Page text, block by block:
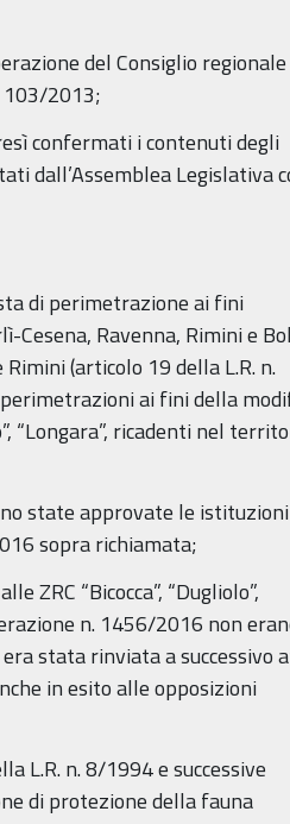
del Consiglio
103/2013;
confermati i contenuti degli
dall’Assemblea Legislativa
di perimetrazione ai fini
Ravenna, Rimini e
(articolo 19 della L.R. n.
ai fini della
“Longara”, ricadenti nel
state approvate le
sopra richiamata;
“Bicocca”, “Dugliolo”,
n. 1456/2016 non
stata rinviata a successivo
in esito alle opposizioni
L.R. n. 8/1994 e successive
di protezione della fauna